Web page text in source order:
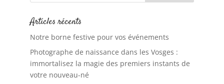
Articles récents
Notre borne festive pour vos événements
Photographe de naissance dans les Vosges :
immortalisez la magie des premiers instants de
votre nouveau-né